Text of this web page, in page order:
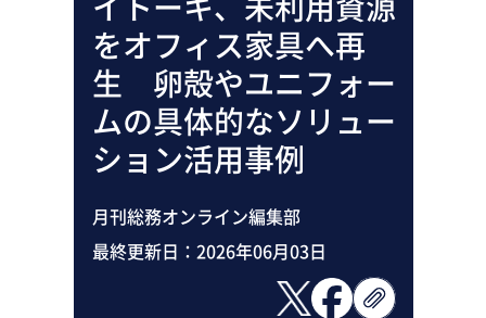
をオフィス家具へ再
生 卵殻やユニフォー
ムの具体的なソリュー
ション活用事例
月刊総務オンライン編集部
最終更新日： 2026年06月03日